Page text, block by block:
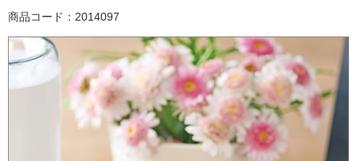
商品コード：2014097